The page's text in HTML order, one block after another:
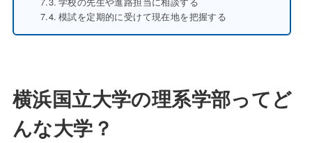
模試を定期的に受けて現在地を把握する
横浜国立大学の理系学部ってど
んな大学？